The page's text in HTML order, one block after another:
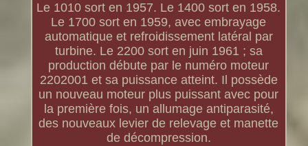
Le 1010 sort en 1957. Le 1400 sort en 1958.
Le 1700 sort en 1959, avec embrayage
automatique et refroidissement latéral par
turbine. Le 2200 sort en juin 1961 ; sa
production débute par le numéro moteur
2202001 et sa puissance atteint. Il possède
un nouveau moteur plus puissant avec pour
la première fois, un allumage antiparasité,
des nouveaux levier de relevage et manette
de décompression.